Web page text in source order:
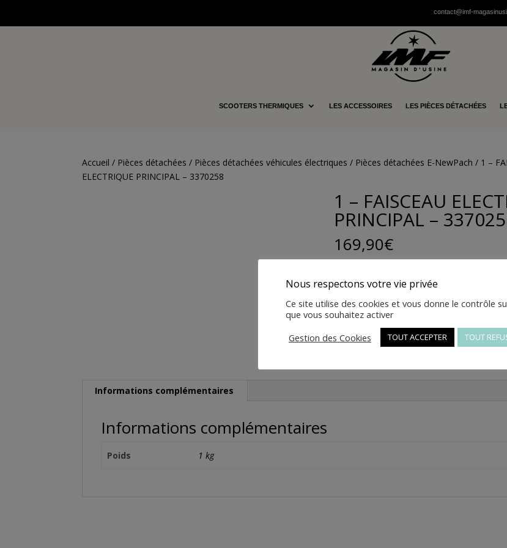
contact@imf-
SCOOTERS THERMIQUES LES ACCESSOIRES LES PIÈCES DÉTACHÉES
Accueil / Pièces détachées / Pièces détachées véhicules électriques / Pièces détachées E-NewPach / 1 –
ELECTRIQUE PRINCIPAL – 3370258
1 – FAISCEAU
PRINCIPAL –
169,90€
de
1
-
ELECTRIQUE
-
Ajouter au panier
UGS :3370258 Catégorie :Pièces
Informations complémentaires
Informations complémentaires
Poids 1 kg
Nous respectons votre vie privée
Ce site utilise des cookies et vous donne le contrôle
que vous souhaitez activer
Gestion des Cookies
TOUT ACCEPTER TOUT